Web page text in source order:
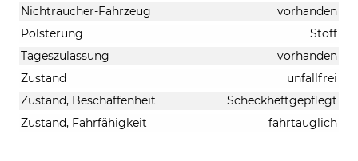
Nichtraucher-Fahrzeug
vorhanden
Polsterung
Stoff
Tageszulassung
vorhanden
Zustand
unfallfrei
Zustand, Beschaffenheit
Scheckheftgepflegt
Zustand, Fahrfähigkeit
fahrtauglich